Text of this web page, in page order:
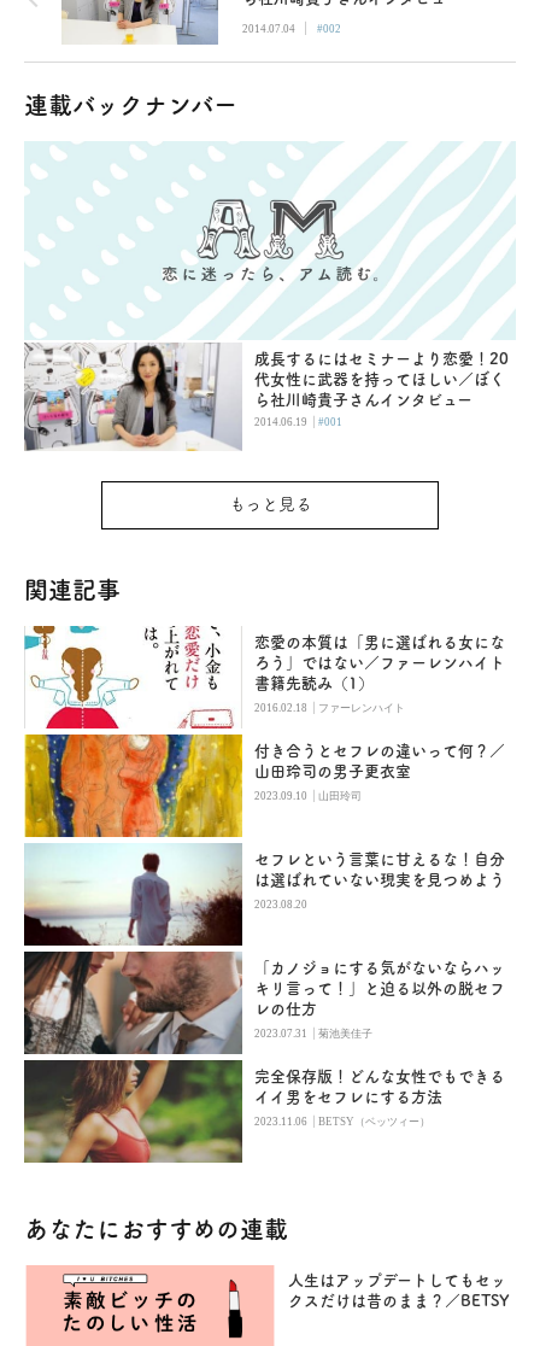
2014.07.04 | #002
連載バックナンバー
成長するにはセミナーより恋愛！20
代女性に武器を持ってほしい／ぼく
ら社川崎貴子さんインタビュー
2014.06.19 |#001
もっと見る
関連記事
恋愛の本質は「男に選ばれる女にな
ろう」ではない／ファーレンハイト
書籍先読み（1）
2016.02.18 | ファーレンハイト
付き合うとセフレの違いって何？／
山田玲司の男子更衣室
2023.09.10 |山田玲司
セフレという言葉に甘えるな！自分
は選ばれていない現実を見つめよう
2023.08.20
「カノジョにする気がないならハッ
キリ言って！」と迫る以外の脱セフ
レの仕方
2023.07.31 |菊池美佳子
完全保存版！どんな女性でもできる
イイ男をセフレにする方法
2023.11.06 |BETSY（ベッツィー）
あなたにおすすめの連載
人生はアップデートしてもセッ
クスだけは昔のまま？／BETSY